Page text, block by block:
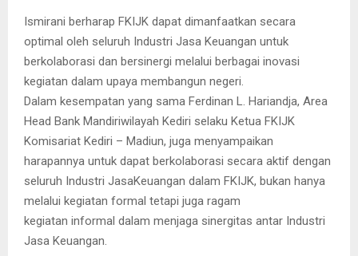
Ismirani berharap FKIJK dapat dimanfaatkan secara
optimal oleh seluruh Industri Jasa Keuangan untuk
berkolaborasi dan bersinergi melalui berbagai inovasi
kegiatan dalam upaya membangun negeri.
Dalam kesempatan yang sama Ferdinan L. Hariandja, Area
Head Bank Mandiriwilayah Kediri selaku Ketua FKIJK
Komisariat Kediri – Madiun, juga menyampaikan
harapannya untuk dapat berkolaborasi secara aktif dengan
seluruh Industri JasaKeuangan dalam FKIJK, bukan hanya
melalui kegiatan formal tetapi juga ragam
kegiatan informal dalam menjaga sinergitas antar Industri
Jasa Keuangan.